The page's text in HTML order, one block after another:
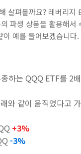
살펴볼까요? 레버리
파생 상품을 활용해
예를 들어보겠습니다.
하는 QQQ ETF를 2
와 같이 움직였다고
+3%
-3%